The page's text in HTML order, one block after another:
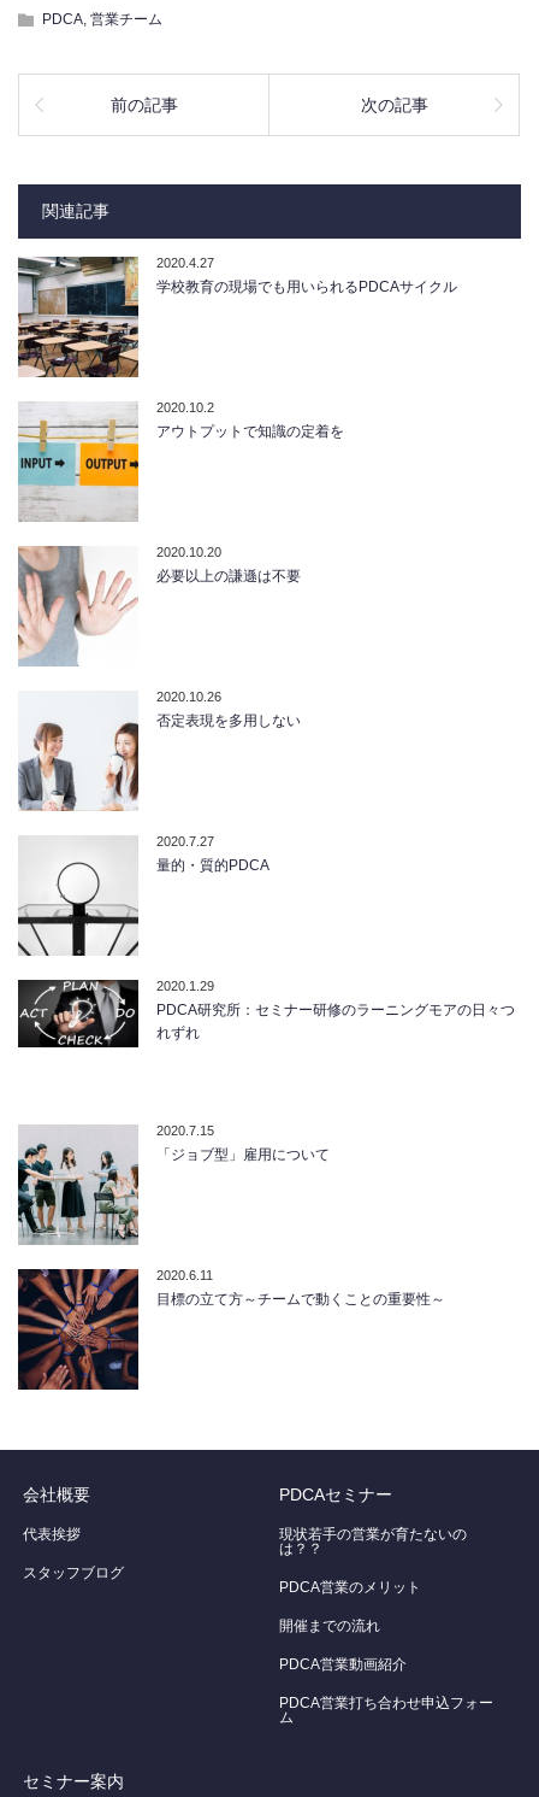
PDCA, 営業チーム
前の記事 次の記事
関連記事
2020.4.27
学校教育の現場でも用いられるPDCAサイクル
2020.10.2
アウトプットで知識の定着を
2020.10.20
必要以上の謙遜は不要
2020.10.26
否定表現を多用しない
2020.7.27
量的・質的PDCA
2020.1.29
PDCA研究所：セミナー研修のラーニングモアの日々つ
れずれ
2020.7.15
「ジョブ型」雇用について
2020.6.11
目標の立て方～チームで動くことの重要性～
会社概要
代表挨拶
スタッフブログ
PDCAセミナー
現状若手の営業が育たないの
は？？
PDCA営業のメリット
開催までの流れ
PDCA営業動画紹介
PDCA営業打ち合わせ申込フォー
ム
セミナー案内